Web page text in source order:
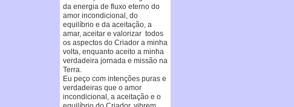
da energia de fluxo eterno do
amor incondicional, do
equilíbrio e da aceitação, a
amar, aceitar e valorizar todos
os aspectos do Criador a minha
volta, enquanto aceito a minha
verdadeira jornada e missão na
Terra.
Eu peço com intenções puras e
verdadeiras que o amor
incondicional, a aceitação e o